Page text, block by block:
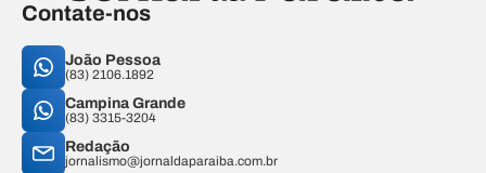
Contate-nos
João Pessoa
(83) 2106.1892
Campina Grande
(83) 3315-3204
Redação
jornalismo@jornaldaparaiba.com.br